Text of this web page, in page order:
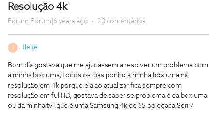
Resolução 4k
Forum|Forum|6 years ago 20 comentários
Jleite
Bom dia gostava que me ajudassem a resolver um problema com
a minha box uma, todos os dias ponho a minha box uma na
resolução em 4k porque ela ao atualizar fica sempre com
resolução em ful HD, gostava de saber se problema é da box uma
ou da minha tv ,que é uma Samsung 4k de 65 polegada Seri 7